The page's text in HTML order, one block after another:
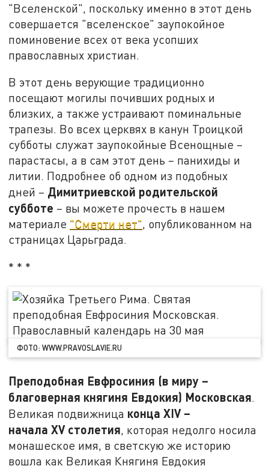
"Вселенской", поскольку именно в этот день
совершается "вселенское" заупокойное
поминовение всех от века усопших
православных христиан.
В этот день верующие традиционно
посещают могилы почивших родных и
близких, а также устраивают поминальные
трапезы. Во всех церквях в канун Троицкой
субботы служат заупокойные Всенощные –
парастасы, а в сам этот день – панихиды и
литии. Подробнее об одном из подобных
дней – Димитриевской родительской
субботе – вы можете прочесть в нашем
материале "Смерти нет", опубликованном на
страницах Царьграда.
* * *
ФОТО: WWW.PRAVOSLAVIE.RU
Преподобная Евфросиния (в миру –
благоверная княгиня Евдокия) Московская.
Великая подвижница концаXIV–
началаXVстолетия, которая недолго носила
монашеское имя, в светскую же историю
вошла как Великая Княгиня Евдокия